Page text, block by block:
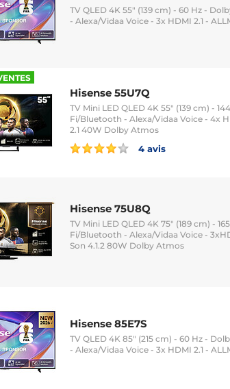
TV QLED 4K 55" (139 cm) - 60 Hz -
- Alexa/Vidaa Voice - 3x HDMI 2.1 -
Hisense 55U7Q
TV Mini LED QLED 4K 55" (139 cm) -
Fi/Bluetooth - Alexa/Vidaa Voice - 4x
2.1 40W Dolby Atmos
4 avis
Hisense 75U8Q
TV Mini LED QLED 4K 75" (189 cm) -
Fi/Bluetooth - Alexa/Vidaa Voice -
Son 4.1.2 80W Dolby Atmos
Hisense 85E7S
TV QLED 4K 85" (215 cm) - 60 Hz -
- Alexa/Vidaa Voice - 3x HDMI 2.1 -